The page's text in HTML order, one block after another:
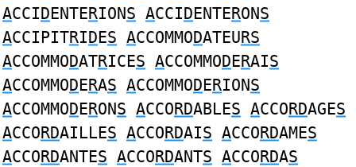
ACCIDENTERIONS ACCIDENTERONS
ACCIPITRIDES ACCOMMODATEURS
ACCOMMODATRICES ACCOMMODERAIS
ACCOMMODERAS ACCOMMODERIONS
ACCOMMODERONS ACCORDABLES ACCORDAGES
ACCORDAILLES ACCORDAIS ACCORDAMES
ACCORDANTES ACCORDANTS ACCORDAS